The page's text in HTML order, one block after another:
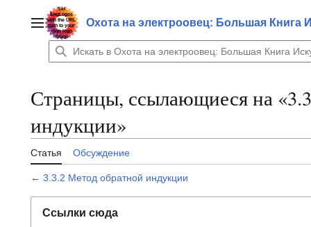
содержаниюГлавное менюОхота на электроовец: Большая Книга
Страницы, ссылающиеся на
индукции»
Статья Обсуждение
← 3.3.2 Метод обратной индукции
Ссылки сюда